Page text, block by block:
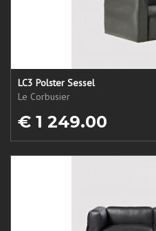
LC3 Polster Sessel
Le Corbusier
€ 1 249.00